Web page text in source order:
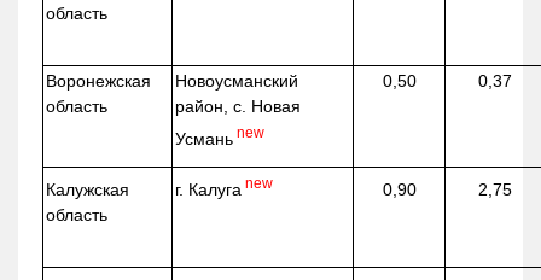
область
Воронежская
область
Новоусманский
район, с. Новая
Усмань new
0,50 0,37
Калужская
область
г. Калуга new 0,90 2,75